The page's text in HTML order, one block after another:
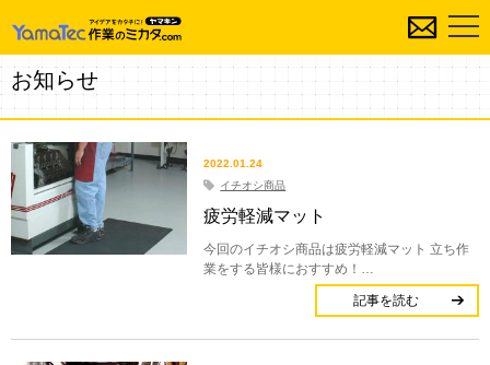
お知らせ
2022.01.24
イチオシ商品
疲労軽減マット
今回のイチオシ商品は疲労軽減マット 立ち作
業をする皆様におすすめ！…
記事を読む